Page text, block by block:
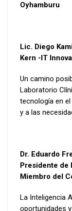
Oyhamburu
Lic. Diego
Kern -IT
Un camino
Laboratorio
tecnología en
y a las
Dr. Eduardo
Presidente de
Miembro del
La Inteligencia
oportunidades